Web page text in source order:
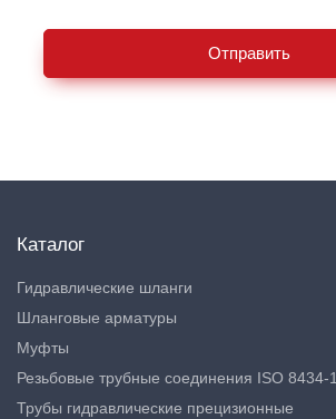
Отправить
Каталог
Гидравлические шланги
Шланговые арматуры
Муфты
Резьбовые трубные соединения ISO 8434-1
Трубы гидравлические прецизионные